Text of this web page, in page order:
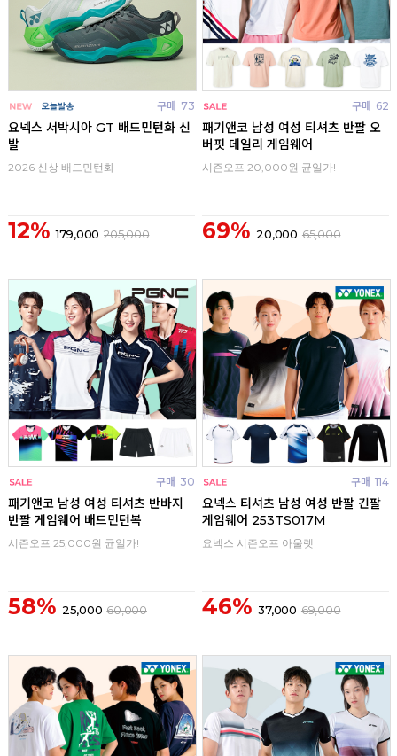
구매 73
요넥스 서박시아 GT 배드민턴화 신
발
2026 신상 배드민턴화
12% 179,000 205,000
구매 62
패기앤코 남성 여성 티셔츠 반팔 오
버핏 데일리 게임웨어
시즌오프 20,000원 균일가!
69% 20,000 65,000
구매 30
패기앤코 남성 여성 티셔츠 반바지
반팔 게임웨어 배드민턴복
시즌오프 25,000원 균일가!
58% 25,000 60,000
구매 114
요넥스 티셔츠 남성 여성 반팔 긴팔
게임웨어 253TS017M
요넥스 시즌오프 아울렛
46% 37,000 69,000